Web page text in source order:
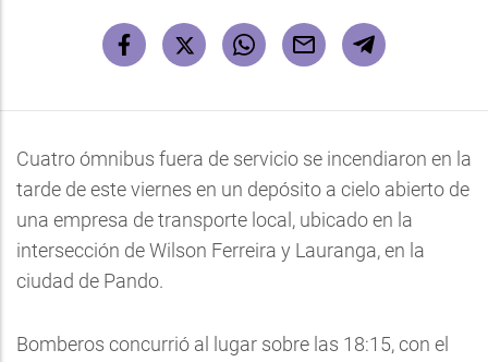
Cuatro ómnibus fuera de servicio se incendiaron en la
tarde de este viernes en un depósito a cielo abierto de
una empresa de transporte local, ubicado en la
intersección de Wilson Ferreira y Lauranga, en la
ciudad de Pando.
Bomberos concurrió al lugar sobre las 18:15, con el